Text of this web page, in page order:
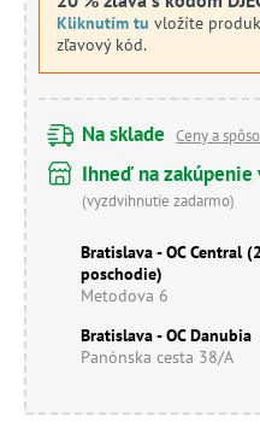
Kliknutím tu vložíte
zľavový kód.
Na sklade Ceny a
Ihneď na
(vyzdvihnutie zadarmo)
Bratislava - OC Central
poschodie)
Metodova 6
Bratislava - OC Danubia
Panónska cesta 38/A